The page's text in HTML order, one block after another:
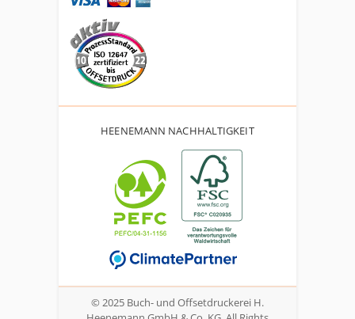
HEENEMANN NACHHALTIGKEIT
© 2025 Buch- und Offsetdruckerei H.